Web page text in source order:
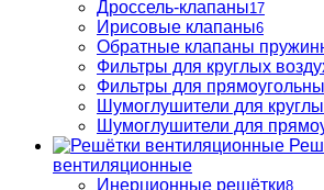
Дроссель-клапаны17
Ирисовые клапаны6
Обратные клапаны
Фильтры для круглых
Фильтры для
Шумоглушители для
Шумоглушители для
вентиляционные
Инерционные решётки8